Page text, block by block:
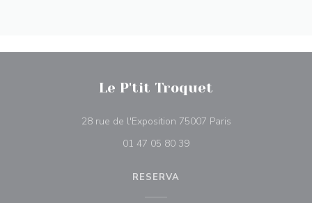
Le P'tit Troquet
28 rue de l'Exposition 75007 Paris((abre en una
01 47 05 80 39
RESERVA